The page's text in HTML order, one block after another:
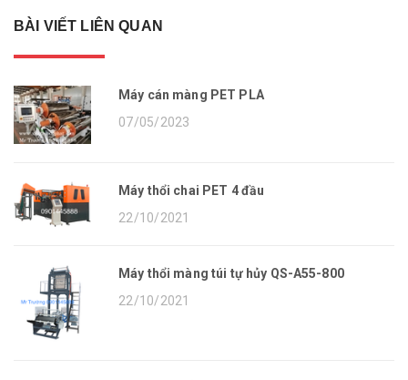
BÀI VIẾT LIÊN QUAN
Máy cán màng PET PLA
07/05/2023
Máy thổi chai PET 4 đầu
22/10/2021
Máy thổi màng túi tự hủy QS-A55-800
22/10/2021